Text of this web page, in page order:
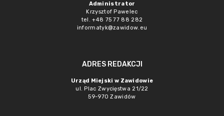
Administrator
Krzysztof Pawelec
tel. +48 75 77 88 282
informatyk@zawidow.eu
ADRES REDAKCJI
Urząd Miejski w Zawidowie
ul. Plac Zwycięstwa 21/22
59-970 Zawidów